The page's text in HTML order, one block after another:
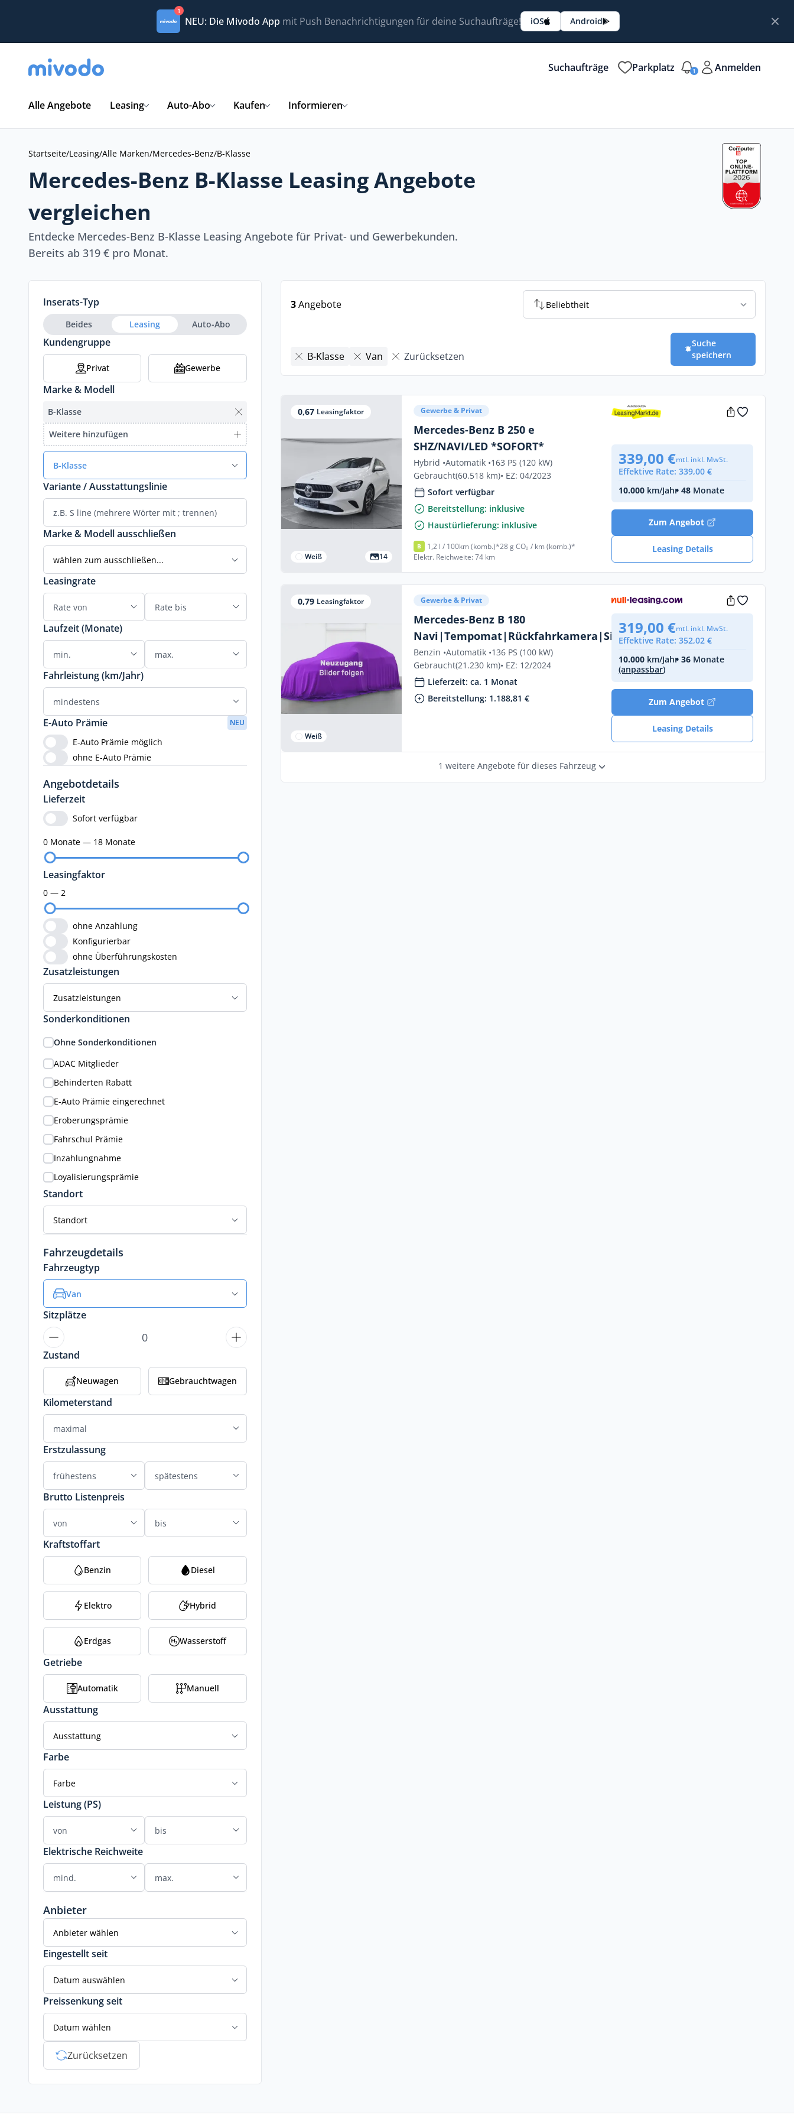
1
NEU: Die Mivodo App mit Push Benachrichtigungen für deine Suchaufträge! iOS Android
Suchaufträge Parkplatz 1 Anmelden
Alle Angebote Leasing Auto-Abo Kaufen Informieren
Startseite/Leasing/Alle Marken/Mercedes-Benz/B-Klasse
Mercedes-Benz B-Klasse Leasing Angebote
vergleichen
Entdecke Mercedes-Benz B-Klasse Leasing Angebote für Privat- und Gewerbekunden.
Bereits ab 319 € pro Monat.
Inserats-Typ
Beides Leasing Auto-Abo
Kundengruppe
Privat Gewerbe
Marke & Modell
B-Klasse
Weitere hinzufügen
B-Klasse
Variante / Ausstattungslinie
Marke & Modell ausschließen
wählen zum ausschließen...
Leasingrate
Laufzeit (Monate)
Fahrleistung (km/Jahr)
E-Auto Prämie NEU
E-Auto Prämie möglich
ohne E-Auto Prämie
Angebotdetails
Lieferzeit
Sofort verfügbar
0 Monate — 18 Monate
Leasingfaktor
0 — 2
ohne Anzahlung
Konfigurierbar
ohne Überführungskosten
Zusatzleistungen
Zusatzleistungen
Sonderkonditionen
Ohne Sonderkonditionen
ADAC Mitglieder
Behinderten Rabatt
E-Auto Prämie eingerechnet
Eroberungsprämie
Fahrschul Prämie
Inzahlungnahme
Loyalisierungsprämie
Standort
Standort
Fahrzeugdetails
Fahrzeugtyp
Van
Sitzplätze
Zustand
Neuwagen Gebrauchtwagen
Kilometerstand
Erstzulassung
Brutto Listenpreis
Kraftstoffart
Benzin Diesel
Elektro Hybrid
Erdgas Wasserstoff
Getriebe
Automatik Manuell
Ausstattung
Ausstattung
Farbe
Farbe
Leistung (PS)
Elektrische Reichweite
Anbieter
Anbieter wählen
Eingestellt seit
Datum auswählen
Preissenkung seit
Datum wählen
Zurücksetzen
3Angebote Beliebtheit
B-Klasse Van Zurücksetzen
Suche
speichern
0,67 Leasingfaktor
Weiß 14
Gewerbe & Privat
Mercedes-Benz B 250 e
SHZ/NAVI/LED *SOFORT*
Hybrid •Automatik •163 PS (120 kW)
Gebraucht(60.518 km)• EZ: 04/2023
Sofort verfügbar
Bereitstellung: inklusive
Haustürlieferung: inklusive
B 1,2 l / 100km (komb.)*28 g CO₂ / km (komb.)*
Elektr. Reichweite: 74 km
339,00 €mtl. inkl. MwSt.
Effektive Rate: 339,00 €
10.000 km/Jahr• 48 Monate
Zum Angebot
Leasing Details
0,79 Leasingfaktor
Weiß
Gewerbe & Privat
Mercedes-Benz B 180
Navi|Tempomat|Rückfahrkamera|Sitzheizung
Benzin •Automatik •136 PS (100 kW)
Gebraucht(21.230 km)• EZ: 12/2024
Lieferzeit: ca. 1 Monat
Bereitstellung: 1.188,81 €
319,00 €mtl. inkl. MwSt.
Effektive Rate: 352,02 €
10.000 km/Jahr• 36 Monate
(anpassbar)
Zum Angebot
Leasing Details
1 weitere Angebote für dieses Fahrzeug